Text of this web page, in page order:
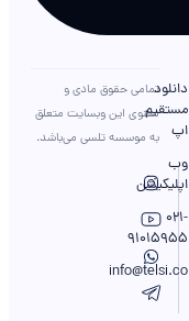
دانلود
مستقیم
اپ
وب
اپلیکیشن
021-
91015955
info@telsi.co
تمامی حقوق مادی و
معنوی این وبسایت متعلق
به موسسه تلسی می‌باشد.